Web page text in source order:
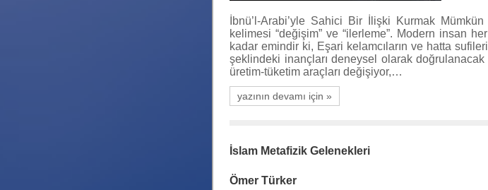
İbnü’l-Arabi’yle Sahici Bir İlişki Kurmak
kelimesi “değişim” ve “ilerleme”. Modern insan
kadar emindir ki, Eşari kelamcıların ve hatta
şeklindeki inançları deneysel olarak
üretim-tüketim araçları değişiyor,…
yazının devamı için »
İslam Metafizik Gelenekleri
Ömer Türker